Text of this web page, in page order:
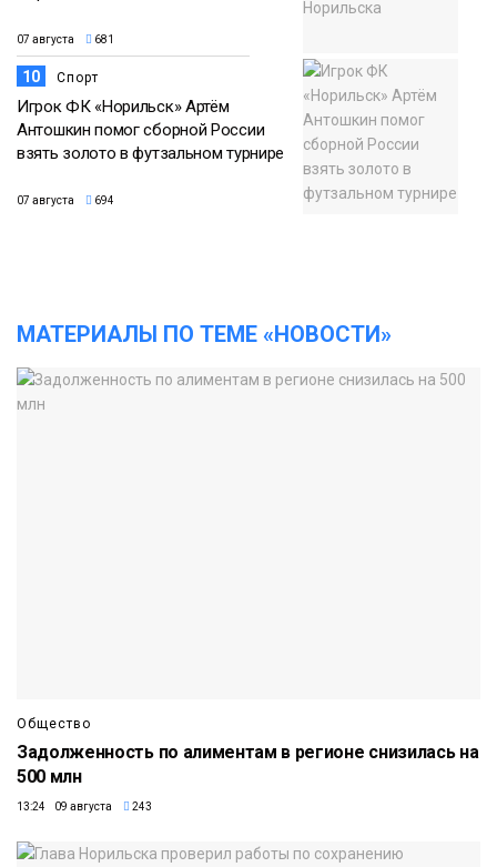
07 августа 681
10 Спорт
Игрок ФК «Норильск» Артём
Антошкин помог сборной России
взять золото в футзальном турнире
07 августа 694
МАТЕРИАЛЫ ПО ТЕМЕ «НОВОСТИ»
Общество
Задолженность по алиментам в регионе снизилась на
500 млн
13:24 09 августа 243